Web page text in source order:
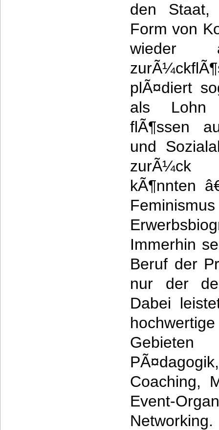
den
Form von
wieder
plÃ¤diert
als Lohn
flÃ¶ssen
und
zurÃ¼ck
kÃ¶nnten
Immerhin
Beruf der
nur der
Dabei
Coaching,
Event-
Networking.